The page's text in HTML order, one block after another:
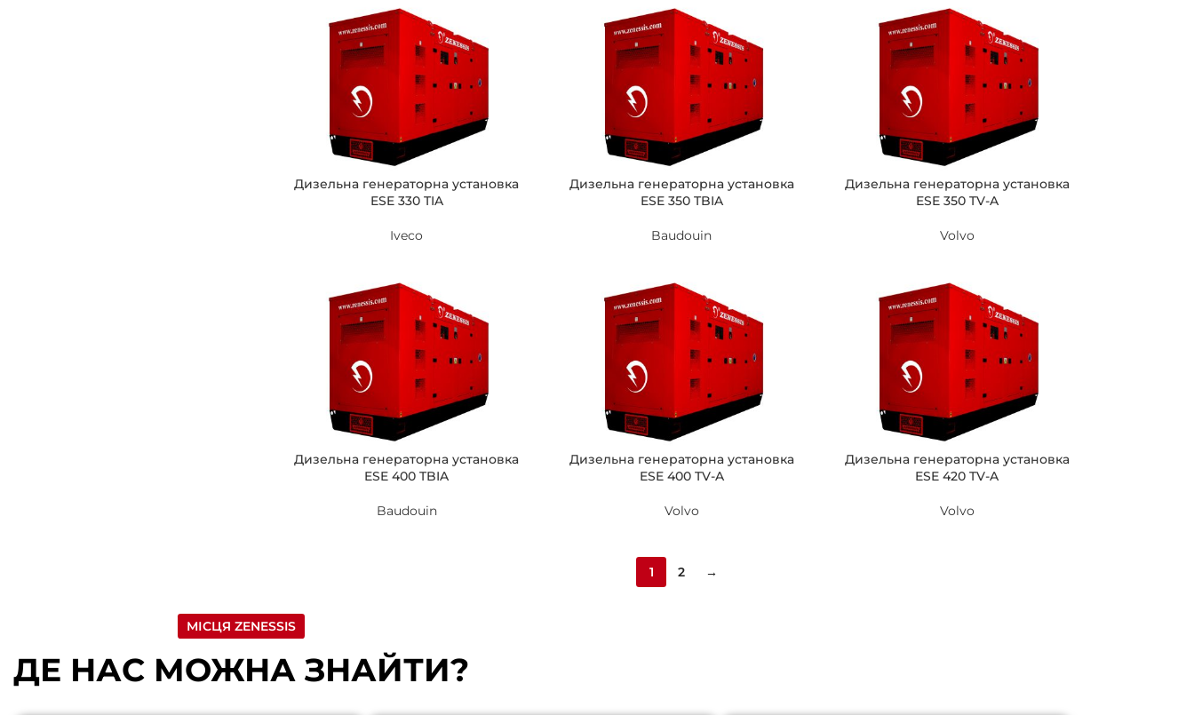
Дизельна генераторна установка
ESE 330 TIA
Iveco
Дизельна генераторна установка
ESE 350 TBIA
Baudouin
Дизельна генераторна установка
ESE 350 TV-A
Volvo
Дизельна генераторна установка
ESE 400 TBIA
Baudouin
Дизельна генераторна установка
ESE 400 TV-A
Volvo
Дизельна генераторна установка
ESE 420 TV-A
Volvo
1 2 →
МІСЦЯ ZENESSIS
ДЕ НАС МОЖНА ЗНАЙТИ?